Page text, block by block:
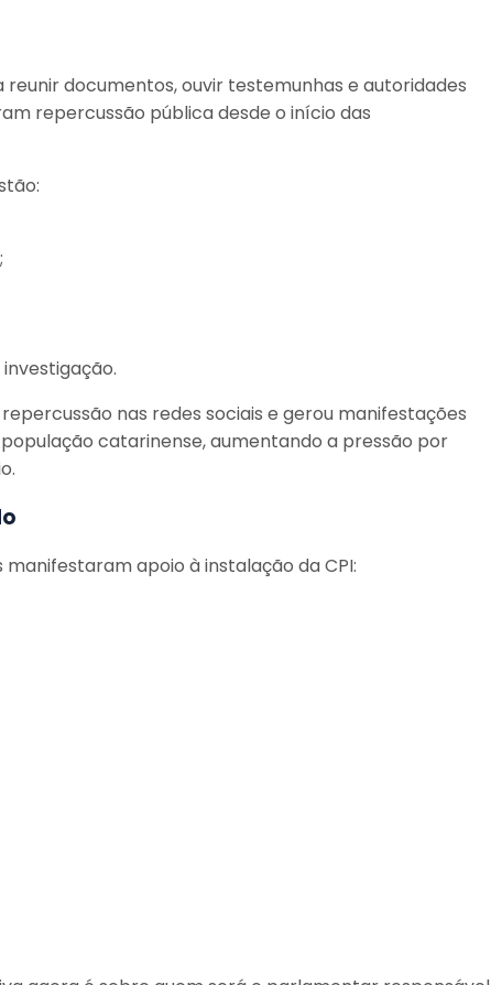
documentos, ouvir testemunhas e autoridades
repercussão pública desde o início das
nas redes sociais e gerou manifestações
catarinense, aumentando a pressão por
apoio à instalação da CPI: